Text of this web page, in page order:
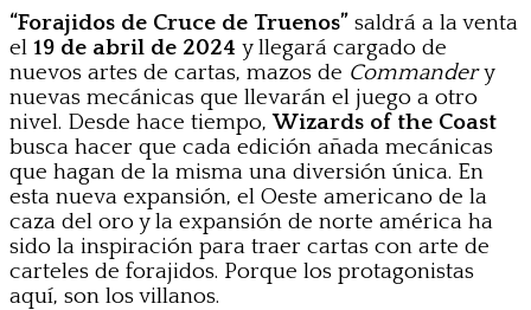
“Forajidos de Cruce de Truenos” saldrá a la venta
el 19 de abril de 2024 y llegará cargado de
nuevos artes de cartas, mazos de Commandery
nuevas mecánicas que llevarán el juego a otro
nivel. Desde hace tiempo,Wizards of the Coast
busca hacer que cada edición añada mecánicas
que hagan de la misma una diversión única. En
esta nueva expansión, el Oeste americano de la
caza del oro y la expansión de norte américa ha
sido la inspiración para traer cartas con arte de
carteles de forajidos. Porque los protagonistas
aquí, son los villanos.